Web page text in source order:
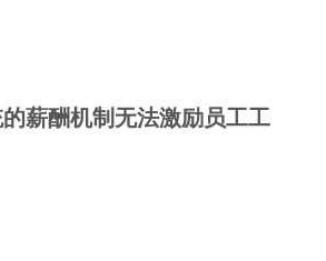
薪酬机制无法激励员工工